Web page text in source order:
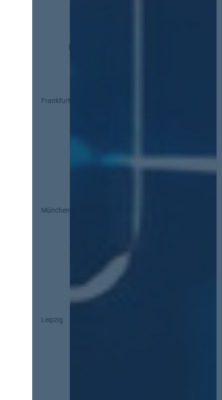
Frankfurt
München
Leipzig